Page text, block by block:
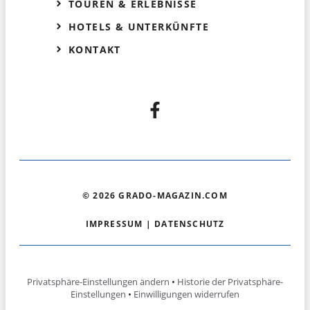
TOUREN & ERLEBNISSE
HOTELS & UNTERKÜNFTE
KONTAKT
© 2026 GRADO-MAGAZIN.COM
IMPRESSUM | DATENSCHUTZ
Privatsphäre-Einstellungen ändern • Historie der Privatsphäre-
Einstellungen • Einwilligungen widerrufen